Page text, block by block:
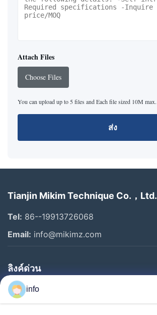
Attach Files
Choose Files
You can upload up to 5 files and Each file sized 10M max.
ส่ง
Tianjin Mikim Technique Co.，Ltd.
Tel: 86--19913726068
Email: info@mikimz.com
ลิงค์ด่วน
บ้าน
สินค้า
info